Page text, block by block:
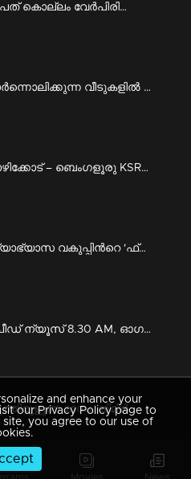
Movies News
ഒൻപത് കൊല്ലം വേർപിരിഞ്ഞു താമസിച്ച ദമ്പതികൾ ഇനിയുള്ള കാലം ഒന്നിച്ചു ജീവിക്കും | Life
ചോര്‍ന്നൊലിക്കുന്ന വീടുകളില്‍ പുനരധിവാസം; പുത്തുമലയിലെ കണ്ണീരോര്‍മയ്ക്ക് ഒരാണ്ട് | Puthumala
കോഴിക്കോട് – ബെംഗളൂരു KSRTC സൂപ്പര്‍ ഡീലക്സ് ഇടിച്ച് മറിഞ്ഞു; ഡ്രൈവറും കണ്ടക്ടറും മരിച്ചു; 20 പേര്‍ക്ക് പരുക്ക് | Breaking News
വിദ്യാഭ്യാസ വകുപ്പിന്‍റെ 'ഫ്രീഡം' ക്വിസില്‍ സവര്‍ക്കറെ പുകഴ്ത്തി ചോദ്യം; വിവാദം | Latest News
സ്‌പീഡ് ന്യൂസ് 8.30 AM, ഓഗസ്റ്റ് 08, 2026 | Speed News
കറുത്തിരുളുന്ന മാനം, തിമിര്‍ത്ത് പെരുമഴ; ഒടുങ്ങാത്ത കെടുതി...​| Kerala rain flood damages
and enhance your
our Privacy Policy page to
you agree to our use of